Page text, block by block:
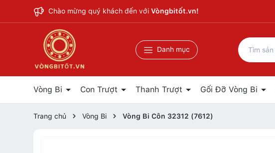
Chào mừng quý khách đến với Vòngbitốt.vn!
Danh mục
Vòng Bi Con Trượt Thanh Trượt Gối Đỡ Vòng Bi
Trang chủ Vòng Bi Vòng Bi Côn 32312 (7612)